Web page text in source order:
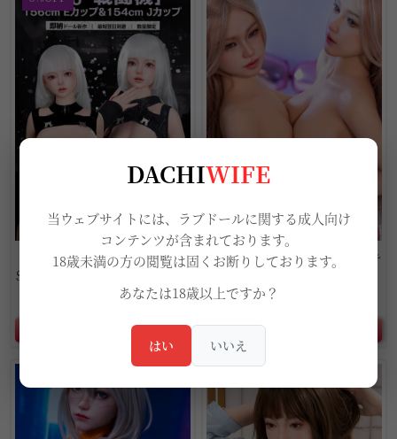
【即納商品】Sino Doll 戦闘機
S62ヘッド フルシリコン製ラブ
ドール368,000円
❥詳しくはこちら
【Sino Doll 最新作戦闘機 】キ
305,000円
❥詳しくはこちら
DACHIWIFE
当ウェブサイトには、ラブドールに関する成人向け
コンテンツが含まれております。
18歳未満の方の閲覧は固くお断りしております。
あなたは18歳以上ですか？
はい いいえ